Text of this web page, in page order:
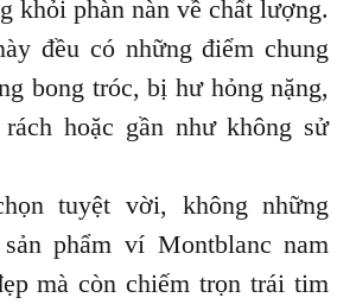
khỏi phàn nàn về chất lượng.
đều có những điểm chung
bong tróc, bị hư hỏng nặng,
hoặc gần như không sử
tuyệt vời, không những
phẩm ví Montblanc nam
mà còn chiếm trọn trái tim